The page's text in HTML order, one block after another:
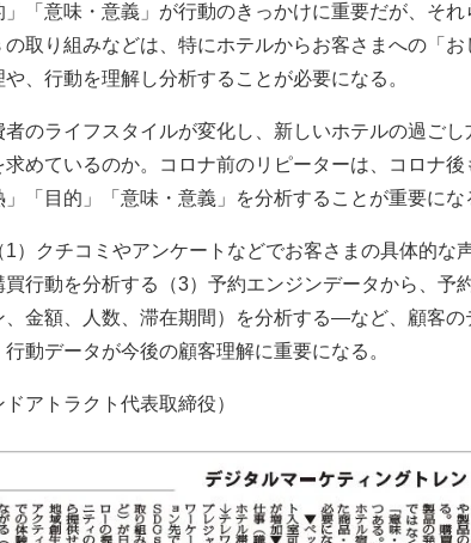
「意味・意義」が行動のきっかけに重要だが、そ
の取り組みなどは、特にホテルからお客さまへの「
、行動を理解し分析することが必要になる。
のライフスタイルが変化し、新しいホテルの過ごし
めているのか。コロナ前のリピーターは、コロナ後
「目的」「意味・意義」を分析することが重要にな
）クチコミやアンケートなどでお客さまの具体的な
買行動を分析する（3）予約エンジンデータから、予
、金額、人数、滞在期間）を分析する―など、顧客の
動データが今後の顧客理解に重要になる。
アトラクト代表取締役）